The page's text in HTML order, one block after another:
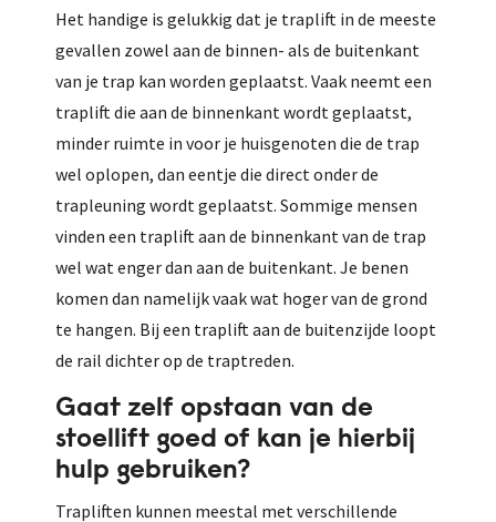
Het handige is gelukkig dat je traplift in de meeste
gevallen zowel aan de binnen- als de buitenkant
van je trap kan worden geplaatst. Vaak neemt een
traplift die aan de binnenkant wordt geplaatst,
minder ruimte in voor je huisgenoten die de trap
wel oplopen, dan eentje die direct onder de
trapleuning wordt geplaatst. Sommige mensen
vinden een traplift aan de binnenkant van de trap
wel wat enger dan aan de buitenkant. Je benen
komen dan namelijk vaak wat hoger van de grond
te hangen. Bij een traplift aan de buitenzijde loopt
de rail dichter op de traptreden.
Gaat zelf opstaan van de
stoellift goed of kan je hierbij
hulp gebruiken?
Trapliften kunnen meestal met verschillende